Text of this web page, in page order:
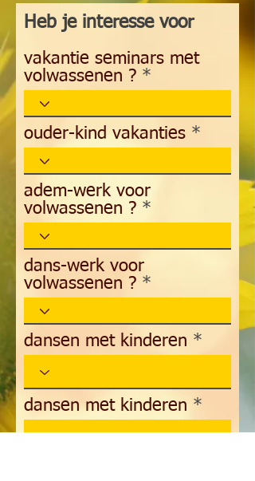
Heb je interesse voor
vakantie seminars met
volwassenen ?
ouder-kind vakanties
adem-werk voor
volwassenen ?
dans-werk voor
volwassenen ?
dansen met kinderen
dansen met kinderen